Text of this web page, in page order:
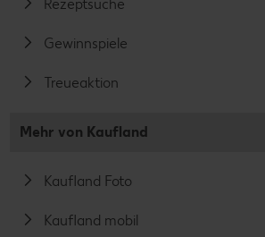
Rezeptsuche
Gewinnspiele
Treueaktion
Mehr von Kaufland
Kaufland Foto
Kaufland mobil